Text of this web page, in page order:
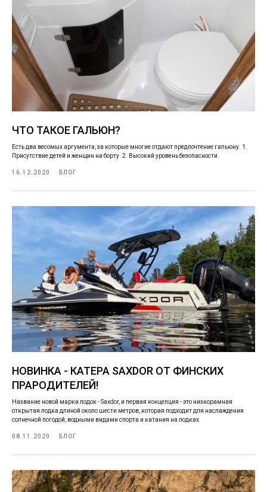
ЧТО ТАКОЕ ГАЛЬЮН?
Есть два весомых аргумента, за которые многие отдают предпочтение гальюну. 1.
Присутствие детей и женщин на борту. 2. Высокий уровень безопасности.
16.12.2020 БЛОГ
НОВИНКА - КАТЕРА SAXDOR ОТ ФИНСКИХ
ПРАРОДИТЕЛЕЙ!
Название новой марки лодок - Saxdor, и первая концепция - это низкорамная
открытая лодка длиной около шести метров, которая подходит для наслаждения
солнечной погодой, водными видами спорта и катания на лодках.
08.11.2020 БЛОГ